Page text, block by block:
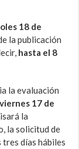
18 de
la publicación
hasta el 8
la evaluación
17 de
la
la solicitud de
días hábiles